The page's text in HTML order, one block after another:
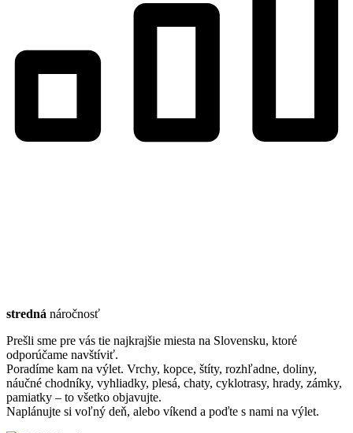
stredná náročnosť
Prešli sme pre vás tie najkrajšie miesta na Slovensku, ktoré
odporúčame navštíviť.
Poradíme kam na výlet. Vrchy, kopce, štíty, rozhľadne, doliny,
náučné chodníky, vyhliadky, plesá, chaty, cyklotrasy, hrady, zámky,
pamiatky – to všetko objavujte.
Naplánujte si voľný deň, alebo víkend a poďte s nami na výlet.